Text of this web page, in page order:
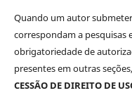
Quando um autor
correspondam a
obrigatoriedade de
presentes em outras
CESSÃO DE DIREITO DE